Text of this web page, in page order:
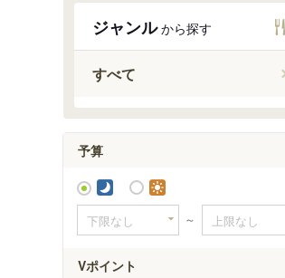
ジャンルから探す
すべて
予算
～
Vポイント